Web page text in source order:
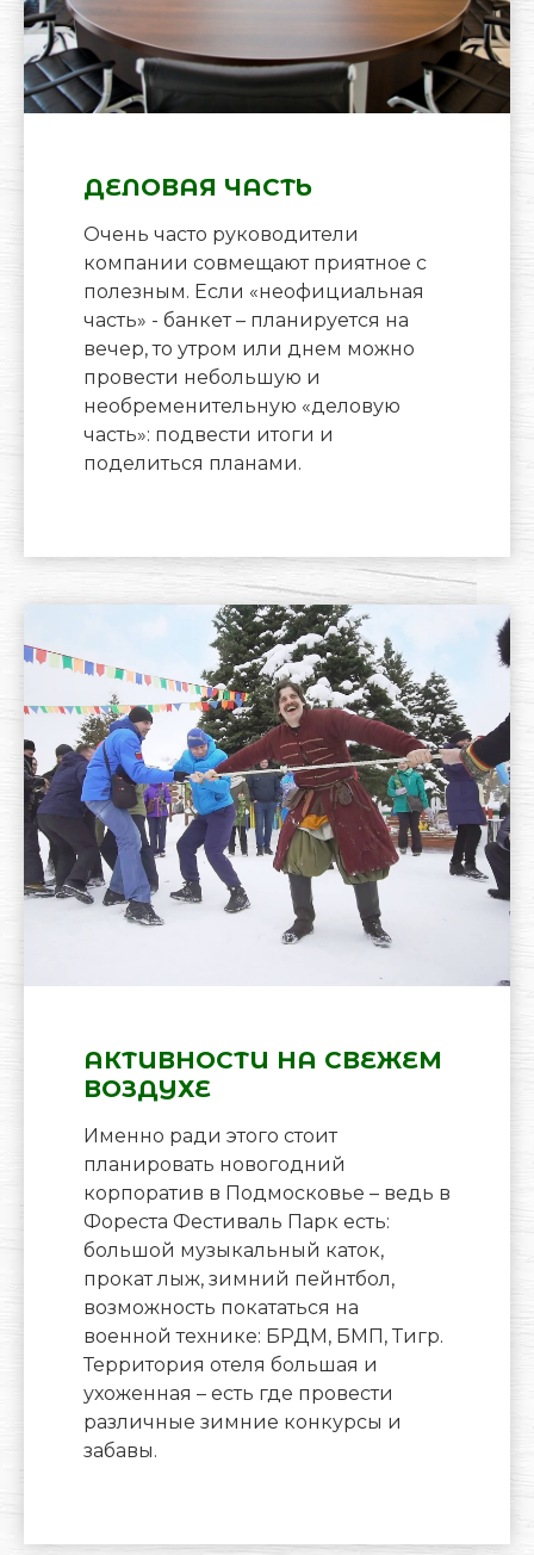
ДЕЛОВАЯ ЧАСТЬ
Очень часто руководители
компании совмещают приятное с
полезным. Если «неофициальная
часть» - банкет – планируется на
вечер, то утром или днем можно
провести небольшую и
необременительную «деловую
часть»: подвести итоги и
поделиться планами.
АКТИВНОСТИ НА СВЕЖЕМ
ВОЗДУХЕ
Именно ради этого стоит
планировать новогодний
корпоратив в Подмосковье – ведь в
Фореста Фестиваль Парк есть:
большой музыкальный каток,
прокат лыж, зимний пейнтбол,
возможность покататься на
военной технике: БРДМ, БМП, Тигр.
Территория отеля большая и
ухоженная – есть где провести
различные зимние конкурсы и
забавы.